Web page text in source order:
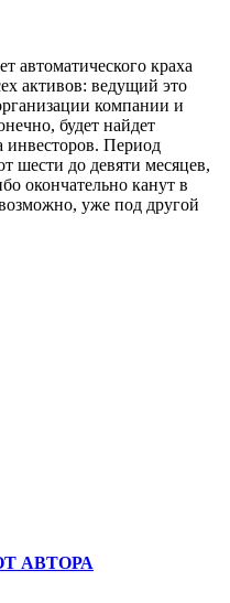
автоматического краха
активов: ведущий это
компании и
будет найдет
инвесторов. Период
шести до девяти месяцев,
окончательно канут в
уже под другой
АВТОРА